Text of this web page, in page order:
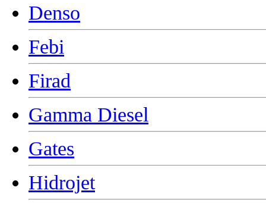
Denso
Febi
Firad
Gamma Diesel
Gates
Hidrojet